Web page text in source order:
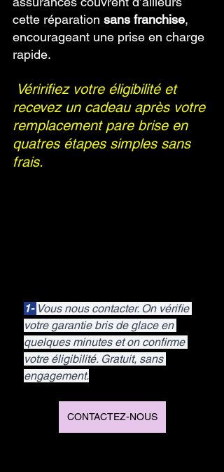
cette réparation sans franchise,
encourageant une prise en charge
rapide.
Véririfiez votre éligibilité et
recevez un cadeau après votre
remplacement pare brise en
quatres étapes simples sans
frais.
1- Vous nous contacter. On vérifie
votre garantie bris de glace en
quelques minutes et on confirme
votre éligibilité. Gratuit, sans
engagement.
CONTACTEZ-NOUS